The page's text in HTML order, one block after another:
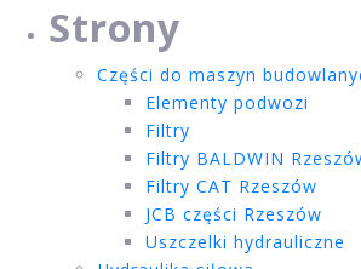
Strony
Części do maszyn
Elementy podwozi
Filtry
Filtry BALDWIN
Filtry CAT Rzeszów
JCB części Rzeszów
Uszczelki hydrauliczne